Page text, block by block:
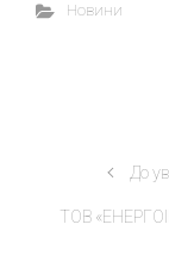
Новини
До
ТОВ